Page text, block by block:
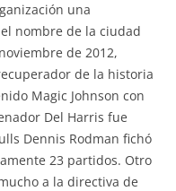
una
nombre de la ciudad
de 2012,
de la historia
Magic Johnson con
Del Harris fue
Dennis Rodman fichó
23 partidos. Otro
a la directiva de